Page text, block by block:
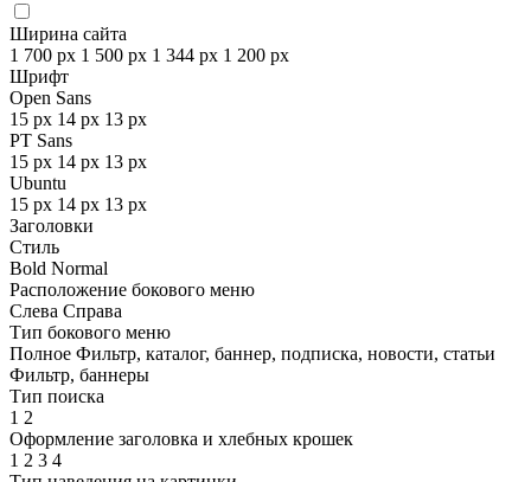
Ширина сайта
1 700 px 1 500 px 1 344 px 1 200 px
Шрифт
Open Sans
15 px 14 px 13 px
PT Sans
15 px 14 px 13 px
Ubuntu
15 px 14 px 13 px
Заголовки
Стиль
Bold Normal
Расположение бокового меню
Слева Справа
Тип бокового меню
Полное Фильтр, каталог, баннер, подписка, новости, статьи
Фильтр, баннеры
Тип поиска
1 2
Оформление заголовка и хлебных крошек
1 2 3 4